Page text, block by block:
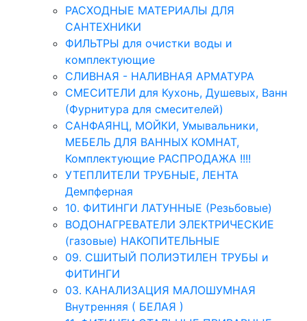
РАСХОДНЫЕ МАТЕРИАЛЫ ДЛЯ
САНТЕХНИКИ
ФИЛЬТРЫ для очистки воды и
комплектующие
СЛИВНАЯ - НАЛИВНАЯ АРМАТУРА
СМЕСИТЕЛИ для Кухонь, Душевых, Ванн
(Фурнитура для смесителей)
САНФАЯНЦ, МОЙКИ, Умывальники,
МЕБЕЛЬ ДЛЯ ВАННЫХ КОМНАТ,
Комплектующие РАСПРОДАЖА !!!!
УТЕПЛИТЕЛИ ТРУБНЫЕ, ЛЕНТА
Демпферная
10. ФИТИНГИ ЛАТУННЫЕ (Резьбовые)
ВОДОНАГРЕВАТЕЛИ ЭЛЕКТРИЧЕСКИЕ
(газовые) НАКОПИТЕЛЬНЫЕ
09. СШИТЫЙ ПОЛИЭТИЛЕН ТРУБЫ и
ФИТИНГИ
03. КАНАЛИЗАЦИЯ МАЛОШУМНАЯ
Внутренняя ( БЕЛАЯ )